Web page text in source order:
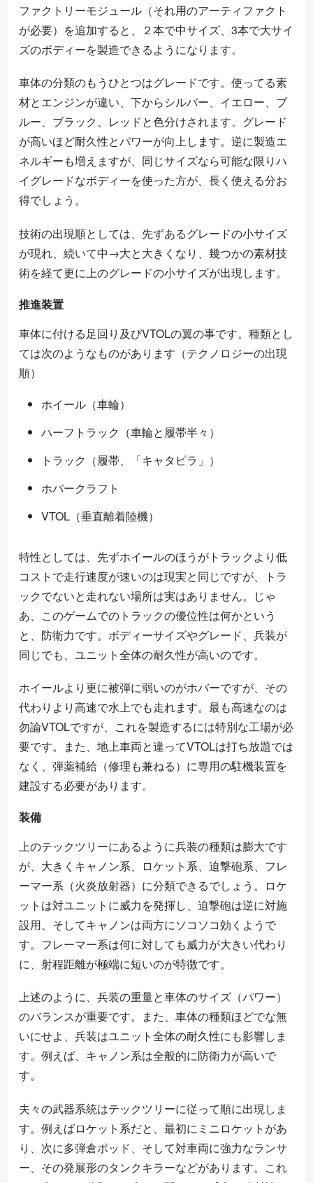
ファクトリーモジュール（それ用のアーティファクト
が必要）を追加すると、２本で中サイズ、3本で大サイ
ズのボディーを製造できるようになります。
車体の分類のもうひとつはグレードです。使ってる素
材とエンジンが違い、下からシルバー、イエロー、ブ
ルー、ブラック、レッドと色分けされます。グレード
が高いほど耐久性とパワーが向上します。逆に製造エ
ネルギーも増えますが、同じサイズなら可能な限りハ
イグレードなボディーを使った方が、長く使える分お
得でしょう。
技術の出現順としては、先ずあるグレードの小サイズ
が現れ、続いて中→大と大きくなり、幾つかの素材技
術を経て更に上のグレードの小サイズが出現します。
推進装置
車体に付ける足回り及びVTOLの翼の事です。種類とし
ては次のようなものがあります（テクノロジーの出現
順）
ホイール（車輪）
ハーフトラック（車輪と履帯半々）
トラック（履帯、「キャタピラ」）
ホバークラフト
VTOL（垂直離着陸機）
特性としては、先ずホイールのほうがトラックより低
コストで走行速度が速いのは現実と同じですが、トラ
ックでないと走れない場所は実はありません。じゃ
あ、このゲームでのトラックの優位性は何かという
と、防衛力です。ボディーサイズやグレード、兵装が
同じでも、ユニット全体の耐久性が高いのです。
ホイールより更に被弾に弱いのがホバーですが、その
代わりより高速で水上でも走れます。最も高速なのは
勿論VTOLですが、これを製造するには特別な工場が必
要です。また、地上車両と違ってVTOLは打ち放題では
なく、弾薬補給（修理も兼ねる）に専用の駐機装置を
建設する必要があります。
装備
上のテックツリーにあるように兵装の種類は膨大です
が、大きくキャノン系、ロケット系、迫撃砲系、フレ
ーマー系（火炎放射器）に分類できるでしょう。ロケ
ットは対ユニットに威力を発揮し、迫撃砲は逆に対施
設用、そしてキャノンは両方にソコソコ効くようで
す。フレーマー系は何に対しても威力が大きい代わり
に、射程距離が極端に短いのが特徴です。
上述のように、兵装の重量と車体のサイズ（パワー）
のバランスが重要です。また、車体の種類ほどでな無
いにせよ、兵装はユニット全体の耐久性にも影響しま
す。例えば、キャノン系は全般的に防衛力が高いで
す。
夫々の武器系統はテックツリーに従って順に出現しま
す。例えばロケット系だと、最初にミニロケットがあ
り、次に多弾倉ポッド、そして対車両に強力なランサ
ー、その発展形のタンクキラーなどがあります。これ